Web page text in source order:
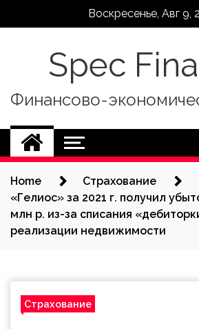
Воскресенье, Авг 9,
Spec
Финансово-
Home
Страхование
«Гелиос» за 2021 г. получил
млн р. из-за списания
реализации недвижимости
Страхование